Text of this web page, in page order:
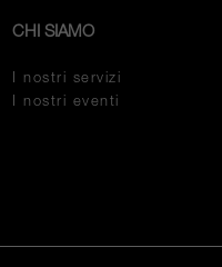
CHI SIAMO
I nostri servizi
I nostri eventi